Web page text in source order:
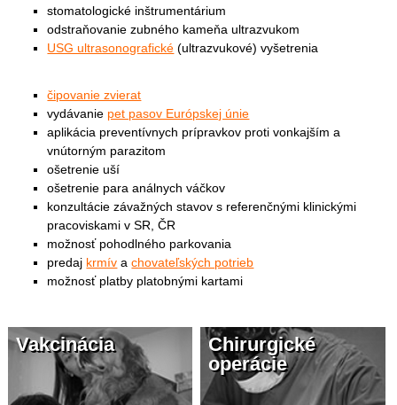
stomatologické inštrumentárium
odstraňovanie zubného kameňa ultrazvukom
USG ultrasonografické (ultrazvukové) vyšetrenia
čipovanie zvierat
vydávanie pet pasov Európskej únie
aplikácia preventívnych prípravkov proti vonkajším a
vnútorným parazitom
ošetrenie uší
ošetrenie para análnych váčkov
konzultácie závažných stavov s referenčnými klinickými
pracoviskami v SR, ČR
možnosť pohodlného parkovania
predaj krmív achovateľských potrieb
možnosť platby platobnými kartami
Vakcinácia
Chirurgické
operácie